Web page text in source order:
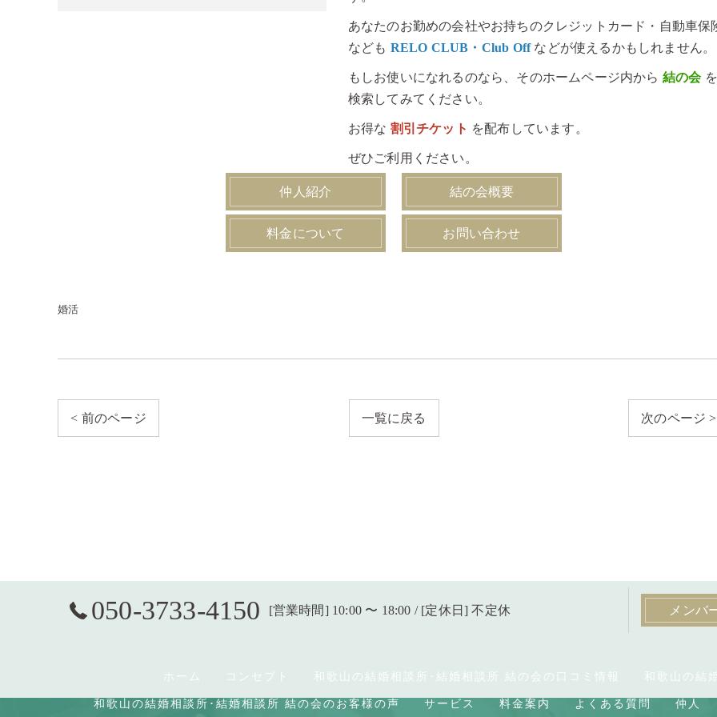
あなたのお勤めの会社やお持ちのクレジットカード・自動車保
なども RELO CLUB・Club Offなどが使えるかもしれません。
もしお使いになれるのなら、そのホームページ内から 結の会 を
検索してみてください。
お得な 割引チケット を配布しています。
ぜひご利用ください。
仲人紹介 結の会概要
料金について お問い合わせ
婚活
< 前のページ 一覧に戻る 次のページ >
050-3733-4150 [営業時間] 10:00 〜 18:00 / [定休日] 不定休 メンバ
ホーム コンセプト 和歌山の結婚相談所･結婚相談所 結の会の口コミ情報 和歌山の結
和歌山の結婚相談所･結婚相談所 結の会のお客様の声 サービス 料金案内 よくある質問 仲人